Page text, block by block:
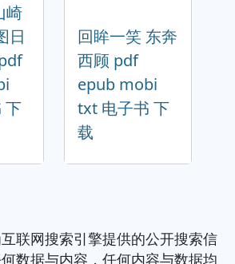
崎
日
下
回眸一笑 东奔
西顾 pdf
epub mobi
txt 电子书 下
载
联网搜索引擎提供的公开搜索信
数据与内容，任何内容与数据均